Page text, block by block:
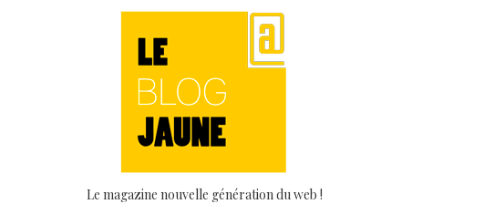
Le magazine nouvelle génération du web !